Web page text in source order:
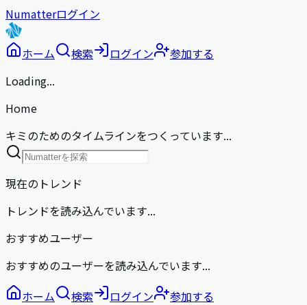
Numatterログイン
ホーム 検索 ログイン
参加する
Loading...
Home
キミのためのタイムラインをつくっています...
現在のトレンド
トレンドを読み込んでいます...
おすすめユーザー
おすすめのユーザーを読み込んでいます...
ホーム
検索 ログイン 参加する